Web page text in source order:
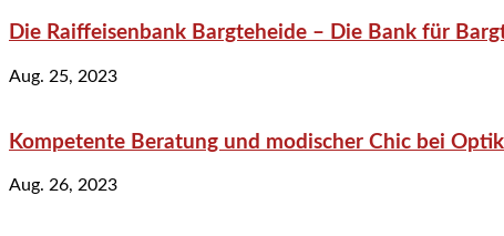
Die Raiffeisenbank Bargteheide – Die Bank für
Aug. 25, 2023
Kompetente Beratung und modischer Chic bei
Aug. 26, 2023